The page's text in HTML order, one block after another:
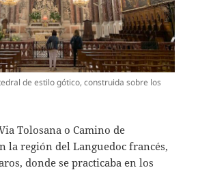
de estilo gótico, construida sobre los
Tolosana o Camino de
la región del Languedoc francés,
donde se practicaba en los